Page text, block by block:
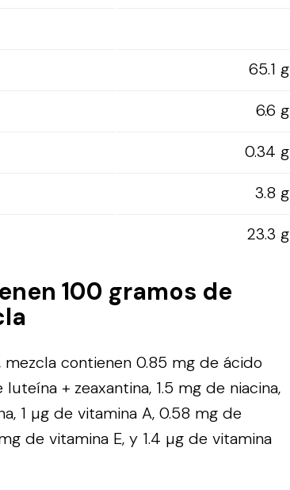
65.1 g
6.6 g
0.34 g
3.8 g
23.3 g
100 gramos de
contienen 0.85 mg de ácido
+ zeaxantina, 1.5 mg de niacina,
1 µg de vitamina A, 0.58 mg de
de vitamina E, y 1.4 µg de vitamina